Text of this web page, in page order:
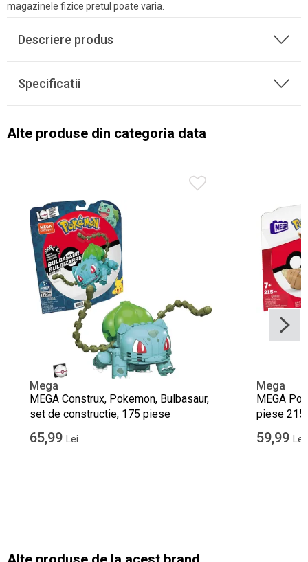
magazinele fizice pretul poate varia.
Descriere produs
Specificatii
Alte produse din categoria data
Mega
MEGA Construx, Pokemon, Bulbasaur,
set de constructie, 175 piese
65,99 Lei
Mega
MEGA
piese 215
59,99 Lei